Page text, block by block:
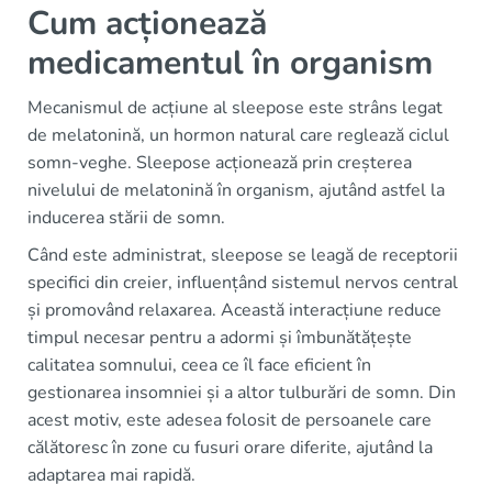
Cum acționează
medicamentul în organism
Mecanismul de acțiune al sleepose este strâns legat
de melatonină, un hormon natural care reglează ciclul
somn-veghe. Sleepose acționează prin creșterea
nivelului de melatonină în organism, ajutând astfel la
inducerea stării de somn.
Când este administrat, sleepose se leagă de receptorii
specifici din creier, influențând sistemul nervos central
și promovând relaxarea. Această interacțiune reduce
timpul necesar pentru a adormi și îmbunătățește
calitatea somnului, ceea ce îl face eficient în
gestionarea insomniei și a altor tulburări de somn. Din
acest motiv, este adesea folosit de persoanele care
călătoresc în zone cu fusuri orare diferite, ajutând la
adaptarea mai rapidă.